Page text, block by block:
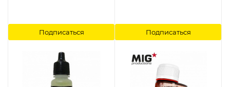
Подписаться Подписаться